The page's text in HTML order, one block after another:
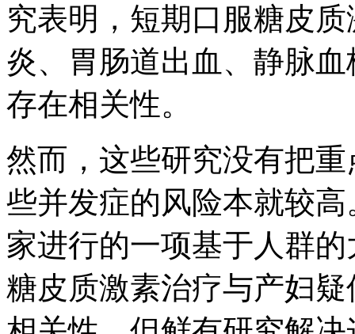
究表明，短期口服糖皮
炎、胃肠道出血、静脉
存在相关性。
然而，这些研究没有把
些并发症的风险本就较
家进行的一项基于人群
糖皮质激素治疗与产妇